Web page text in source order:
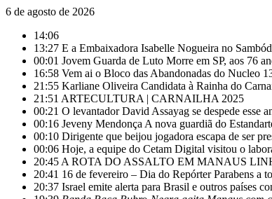
6 de agosto de 2026
14:06
13:27 E a Embaixadora Isabelle Nogueira no
00:01 Jovem Guarda de Luto Morre em SP, aos 76
16:58 Vem ai o Bloco das Abandonadas do Nucleo
21:55 Karliane Oliveira Candidata à Rainha do
21:51 ARTECULTURA | CARNAILHA 2025
00:21 O levantador David Assayag se despede esse
00:16 Jeveny Mendonça A nova guardiã do
00:10 Dirigente que beijou jogadora escapa de ser
00:06 Hoje, a equipe do Cetam Digital visitou o
20:45 A ROTA DO ASSALTO EM MANAUS
20:41 16 de fevereiro – Dia do Repórter Parabens a
20:37 Israel emite alerta para Brasil e outros países